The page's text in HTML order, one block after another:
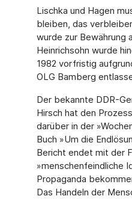
Lischka und Hagen
bleiben, das
wurde zur Bewährung
Heinrichsohn wurde
1982 vorfristig
OLG Bamberg
Der bekannte DDR-
Hirsch hat den
darüber in der
Buch »Um die
Bericht endet mit der
»menschenfeindliche
Propaganda
Das Handeln der